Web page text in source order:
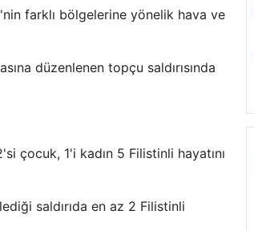
farklı bölgelerine yönelik hava ve
düzenlenen topçu saldırısında
çocuk, 1'i kadın 5 Filistinli hayatını
saldırıda en az 2 Filistinli